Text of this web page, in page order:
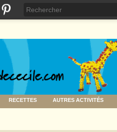
RECETTES AUTRES ACTIVITÉS